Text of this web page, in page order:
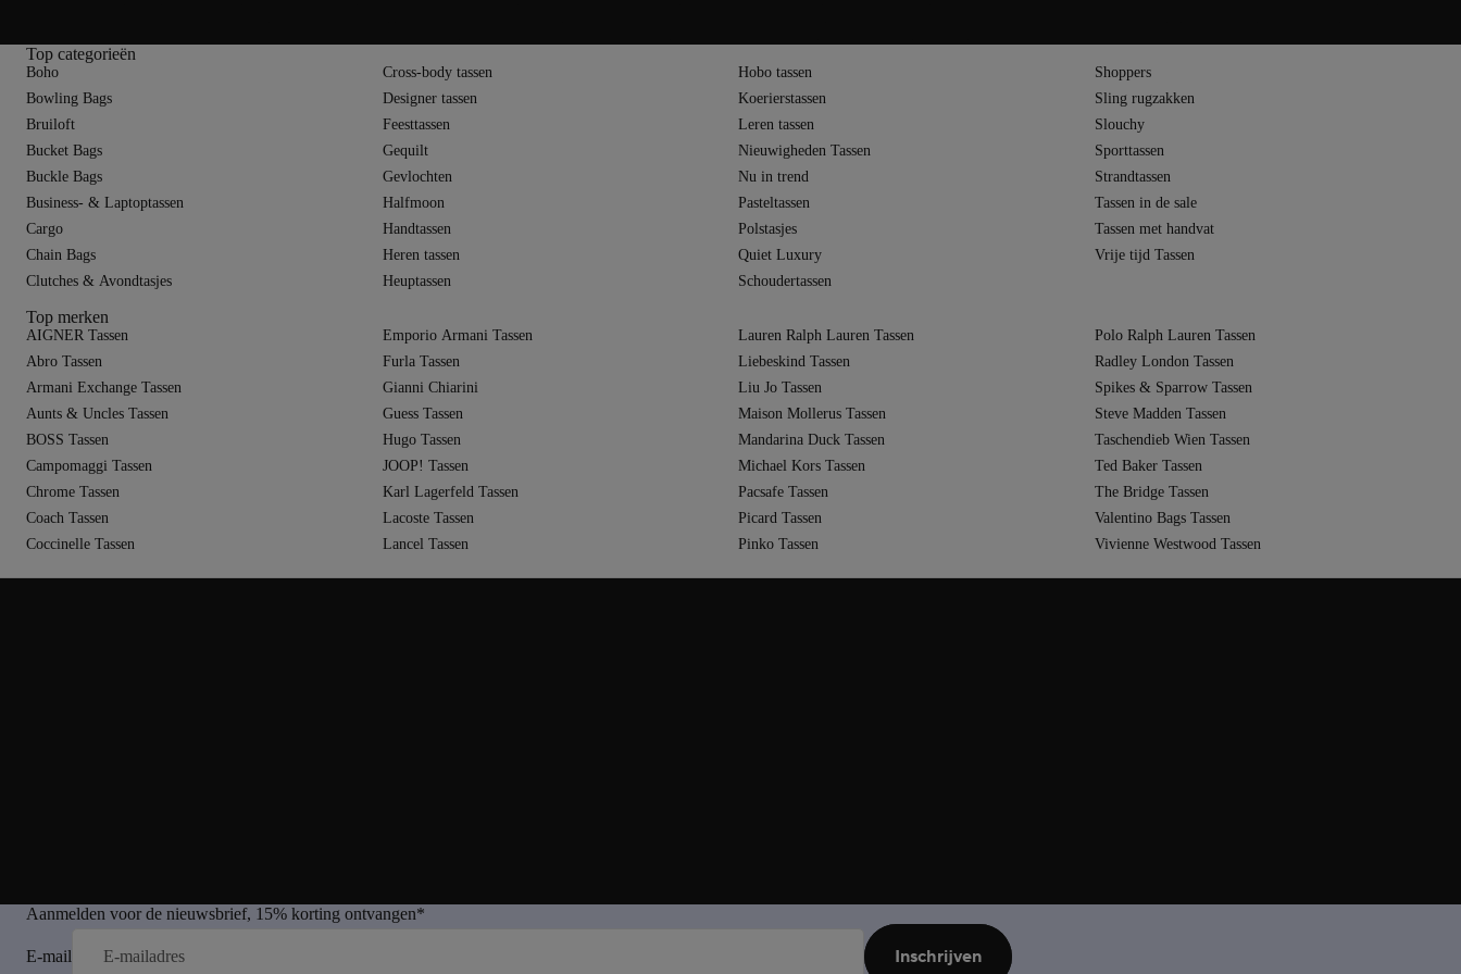
Top categorieën
Boho
Bowling Bags
Bruiloft
Bucket Bags
Buckle Bags
Business- & Laptoptassen
Cargo
Chain Bags
Clutches & Avondtasjes
Cross-body tassen
Designer tassen
Feesttassen
Gequilt
Gevlochten
Halfmoon
Handtassen
Heren tassen
Heuptassen
Hobo tassen
Koerierstassen
Leren tassen
Nieuwigheden Tassen
Nu in trend
Pasteltassen
Polstasjes
Quiet Luxury
Schoudertassen
Shoppers
Sling rugzakken
Slouchy
Sporttassen
Strandtassen
Tassen in de sale
Tassen met handvat
Vrije tijd Tassen
Top merken
AIGNER Tassen
Abro Tassen
Armani Exchange Tassen
Aunts & Uncles Tassen
BOSS Tassen
Campomaggi Tassen
Chrome Tassen
Coach Tassen
Coccinelle Tassen
Emporio Armani Tassen
Furla Tassen
Gianni Chiarini
Guess Tassen
Hugo Tassen
JOOP! Tassen
Karl Lagerfeld Tassen
Lacoste Tassen
Lancel Tassen
Lauren Ralph Lauren Tassen
Liebeskind Tassen
Liu Jo Tassen
Maison Mollerus Tassen
Mandarina Duck Tassen
Michael Kors Tassen
Pacsafe Tassen
Picard Tassen
Pinko Tassen
Polo Ralph Lauren Tassen
Radley London Tassen
Spikes & Sparrow Tassen
Steve Madden Tassen
Taschendieb Wien Tassen
Ted Baker Tassen
The Bridge Tassen
Valentino Bags Tassen
Vivienne Westwood Tassen
Aanmelden voor de nieuwsbrief, 15% korting ontvangen*
E-mail Inschrijven